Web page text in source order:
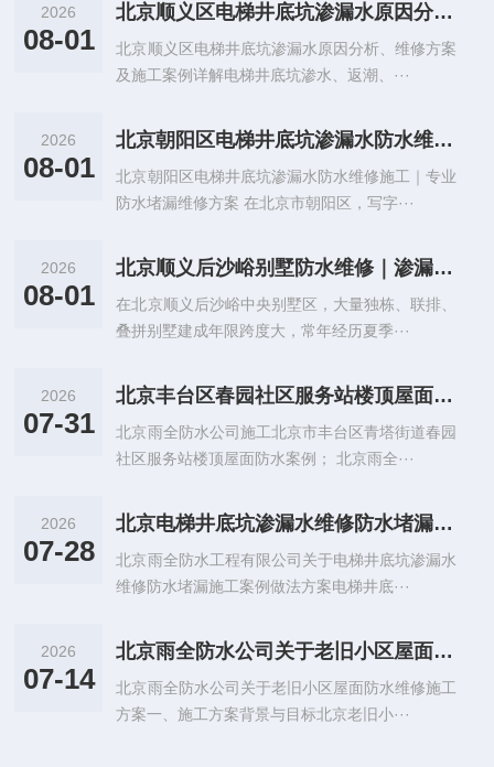
2026
08-01
北京顺义区电梯井底坑渗漏水原因分析、维修方案及施工案例详解
北京顺义区电梯井底坑渗漏水原因分析、维修方案
及施工案例详解电梯井底坑渗水、返潮、···
2026
08-01
北京朝阳区电梯井底坑渗漏水防水维修施工｜专业防水堵漏维修方案
北京朝阳区电梯井底坑渗漏水防水维修施工｜专业
防水堵漏维修方案 在北京市朝阳区，写字···
2026
08-01
北京顺义后沙峪别墅防水维修｜渗漏原因分析、系统化防水堵漏修缮方案
在北京顺义后沙峪中央别墅区，大量独栋、联排、
叠拼别墅建成年限跨度大，常年经历夏季···
2026
07-31
北京丰台区春园社区服务站楼顶屋面防水施工案例
北京雨全防水公司施工北京市丰台区青塔街道春园
社区服务站楼顶屋面防水案例； 北京雨全···
2026
07-28
北京电梯井底坑渗漏水维修防水堵漏施工案例做法方案
北京雨全防水工程有限公司关于电梯井底坑渗漏水
维修防水堵漏施工案例做法方案电梯井底···
2026
07-14
北京雨全防水公司关于老旧小区屋面防水维修施工方案
北京雨全防水公司关于老旧小区屋面防水维修施工
方案一、施工方案背景与目标北京老旧小···